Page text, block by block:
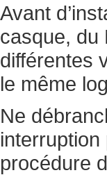
Avant
casque, du
différentes
le même
Ne
procédure